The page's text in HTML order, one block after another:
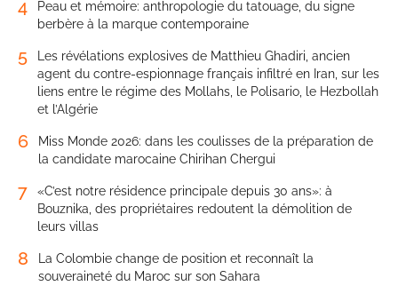
4
Peau et mémoire: anthropologie du tatouage, du signe
berbère à la marque contemporaine
5
Les révélations explosives de Matthieu Ghadiri, ancien
agent du contre-espionnage français infiltré en Iran, sur les
liens entre le régime des Mollahs, le Polisario, le Hezbollah
et l’Algérie
6
Miss Monde 2026: dans les coulisses de la préparation de
la candidate marocaine Chirihan Chergui
7
«C’est notre résidence principale depuis 30 ans»: à
Bouznika, des propriétaires redoutent la démolition de
leurs villas
8
La Colombie change de position et reconnaît la
souveraineté du Maroc sur son Sahara